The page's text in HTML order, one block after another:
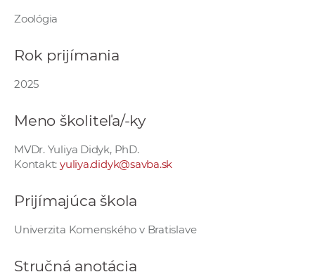
Zoológia
Rok prijímania
2025
Meno školiteľa/-ky
MVDr. Yuliya Didyk, PhD.
Kontakt: yuliya.didyk@savba.sk
Prijímajúca škola
Univerzita Komenského v Bratislave
Stručná anotácia